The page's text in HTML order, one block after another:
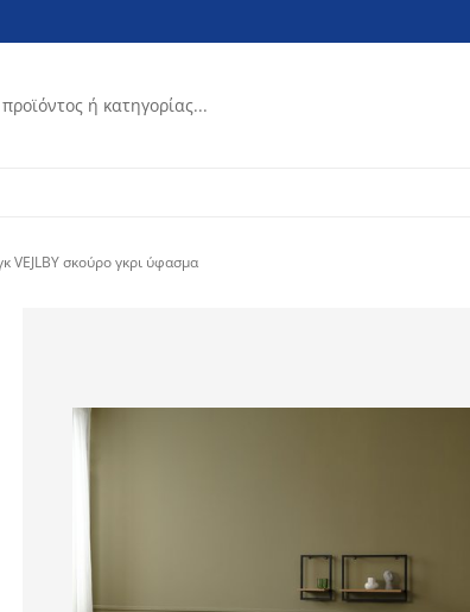
VEJLBY σκούρο γκρι ύφασμα